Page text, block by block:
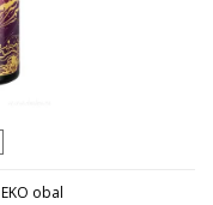
EKO obal